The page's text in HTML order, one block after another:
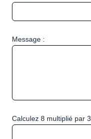
Message :
Calculez 8 multiplié par 3